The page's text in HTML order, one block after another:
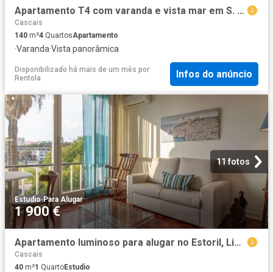
Apartamento T4 com varanda e vista mar em S. João do Estoril | Wallis Real Estate
Cascais
140 m²4 QuartosApartamento
·Varanda·Vista panorâmica
Disponibilizado há mais de um mês por
Rentola
Infos do anúncio
11 fotos
Estudio·Para Alugar
1 900 €
Apartamento luminoso para alugar no Estoril, Lisboa
Cascais
40 m²1 QuartoEstudio